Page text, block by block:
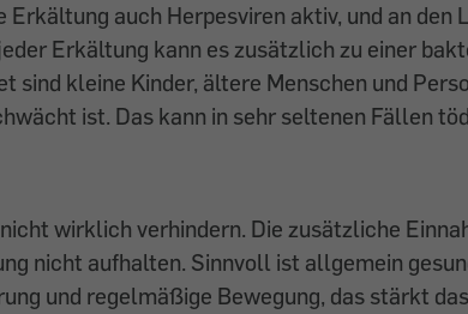
auch Herpesviren aktiv, und an den
Erkältung kann es zusätzlich zu einer
sind kleine Kinder, ältere Menschen und
ist. Das kann in sehr seltenen Fällen
wirklich verhindern. Die zusätzliche
nicht aufhalten. Sinnvoll ist allgemein
und regelmäßige Bewegung, das stärkt das